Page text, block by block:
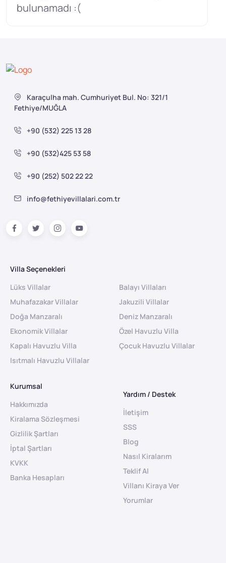
bulunamadı :(
Karaçulha mah. Cumhuriyet Bul. No: 321/1
Fethiye/MUĞLA
+90 (532) 225 13 28
+90 (532)425 53 58
+90 (252) 502 22 22
info@fethiyevillalari.com.tr
Villa Seçenekleri
Lüks Villalar
Balayı Villaları
Muhafazakar Villalar
Jakuzili Villalar
Doğa Manzaralı
Deniz Manzaralı
Ekonomik Villalar
Özel Havuzlu Villa
Kapalı Havuzlu Villa
Çocuk Havuzlu Villalar
Isıtmalı Havuzlu Villalar
Kurumsal
Hakkımızda
Kiralama Sözleşmesi
Gizlilik Şartları
İptal Şartları
KVKK
Banka Hesapları
Yardım / Destek
İletişim
SSS
Blog
Nasıl Kiralarım
Teklif Al
Villanı Kiraya Ver
Yorumlar